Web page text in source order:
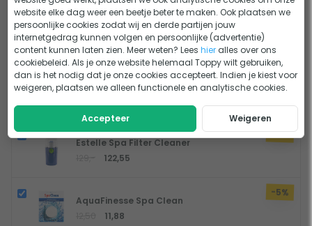
+
-5%
W'eau Filter Cleaner - 1 liter
-5%
Estelle Spa Filter Cleaner
122,55
-5%
AquaFinesse Spa Clean
11,88
website elke dag weer een beetje beter te maken. Ook plaatsen we
persoonlijke cookies zodat wij en derde partijen jouw
internetgedrag kunnen volgen en persoonlijke (advertentie)
content kunnen laten zien. Meer weten? Leeshier alles over ons
cookiebeleid. Als je onze website helemaal Toppy wilt gebruiken,
dan is het nodig dat je onze cookies accepteert. Indien je kiest voor
weigeren, plaatsen we alleen functionele en analytische cookies.
Accepteer Weigeren